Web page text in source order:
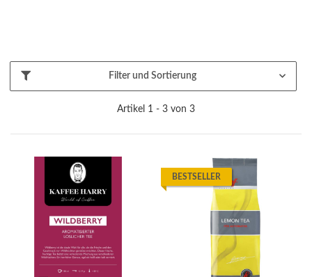
Filter und Sortierung
Artikel 1 - 3 von 3
BESTSELLER